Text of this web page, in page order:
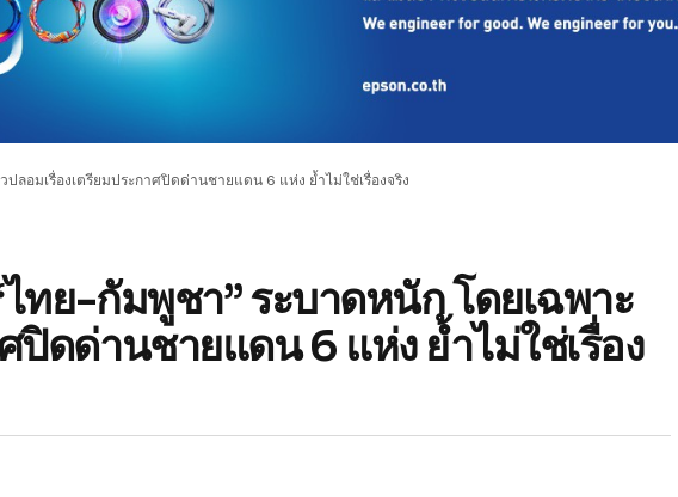
ลอมเรื่องเตรียมประกาศปิดด่านชายแดน 6 แห่ง ย้ำไม่ใช่เรื่องจริง
ไทย-กัมพูชา” ระบาดหนัก โดยเฉพาะ
ปิดด่านชายแดน 6 แห่ง ย้ำไม่ใช่เรื่อง